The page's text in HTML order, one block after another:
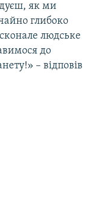
як ми
глибоко
людське
до
– відповів